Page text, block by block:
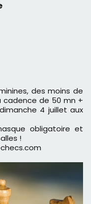
des moins de
cadence de 50 mn +
4 juillet aux
obligatoire et
!